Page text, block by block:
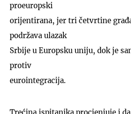
proeuropski
orijentirana, jer tri četvrtine
podržava ulazak
Srbije u Europsku uniju, dok je
protiv
eurointegracija.
Trećina ispitanika procjenjuje i